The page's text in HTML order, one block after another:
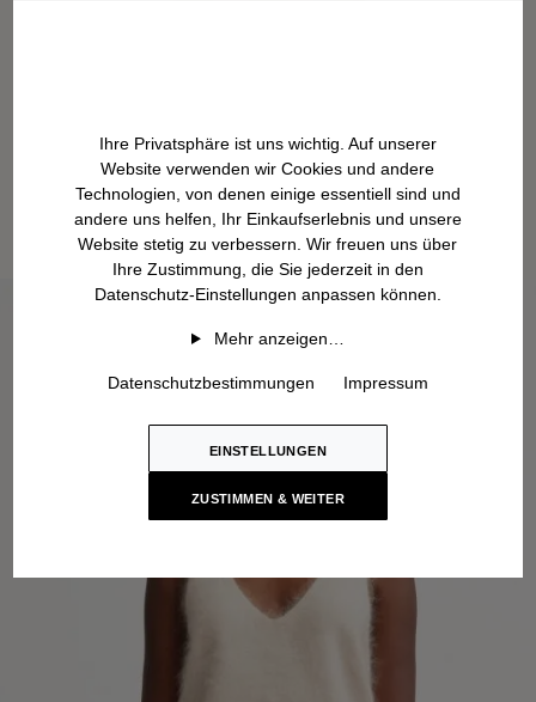
Ihre Privatsphäre ist uns wichtig. Auf unserer
Website verwenden wir Cookies und andere
Technologien, von denen einige essentiell sind und
andere uns helfen, Ihr Einkaufserlebnis und unsere
Website stetig zu verbessern. Wir freuen uns über
Ihre Zustimmung, die Sie jederzeit in den
Datenschutz-Einstellungen anpassen können.
Mehr anzeigen…
Datenschutzbestimmungen Impressum
EINSTELLUNGEN
ZUSTIMMEN & WEITER